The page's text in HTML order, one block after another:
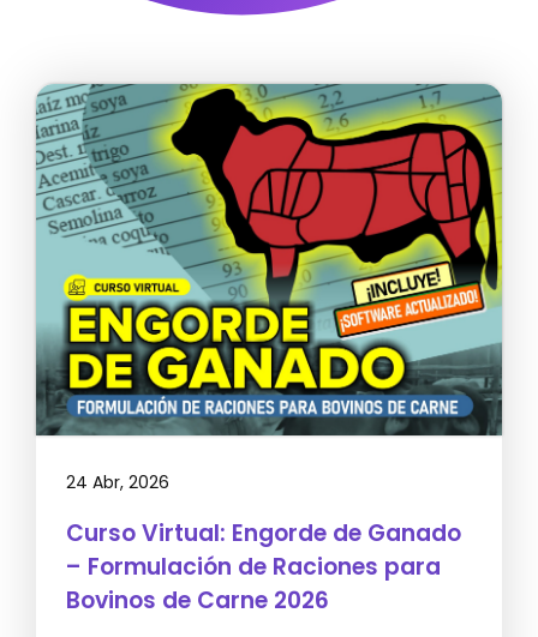
24 Abr, 2026
Curso Virtual: Engorde de Ganado
– Formulación de Raciones para
Bovinos de Carne 2026